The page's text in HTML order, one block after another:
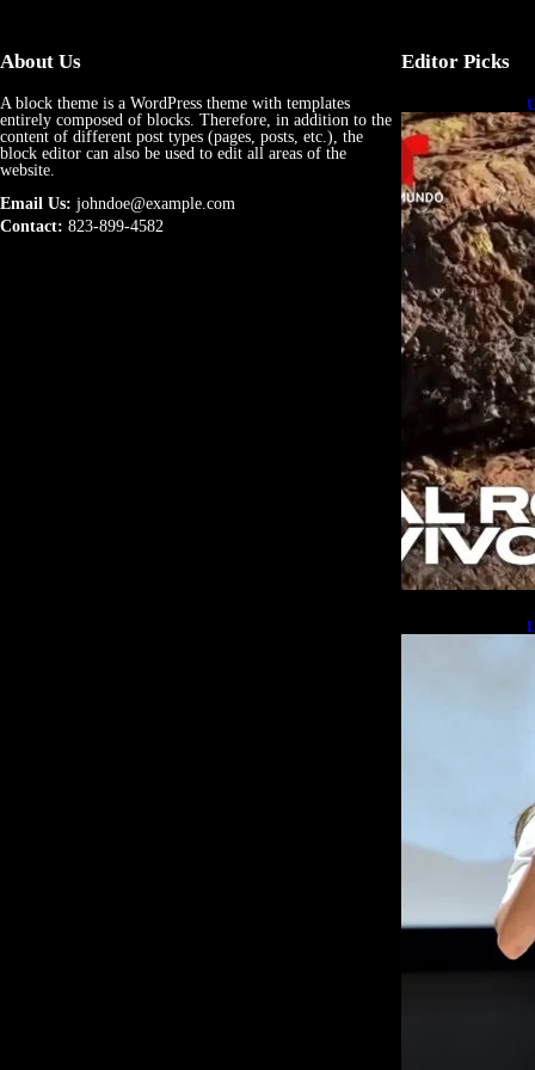
About Us
A block theme is a WordPress theme with templates
entirely composed of blocks. Therefore, in addition to the
content of different post types (pages, posts, etc.), the
block editor can also be used to edit all areas of the
website.
Email Us: johndoe@example.com
Contact: 823-899-4582
Editor Picks